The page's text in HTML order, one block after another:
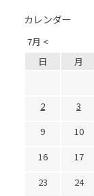
カレンダー
7月 <
日 月
2
3
9
10
16
17
23
24